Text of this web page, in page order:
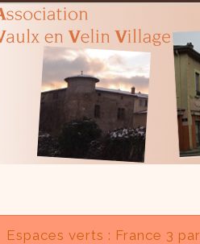
Espaces verts : France 3